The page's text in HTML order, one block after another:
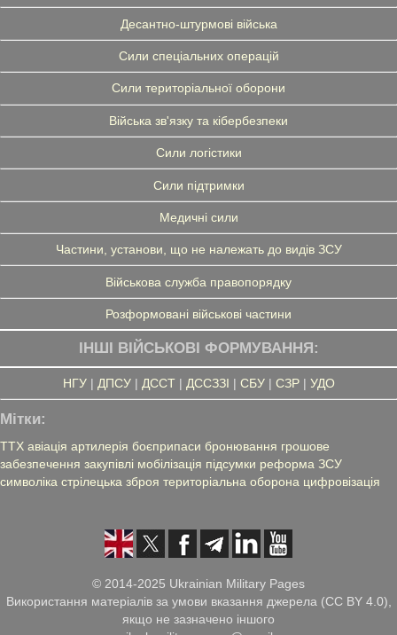
Десантно-штурмові війська
Сили спеціальних операцій
Сили територіальної оборони
Війська зв'язку та кібербезпеки
Сили логістики
Сили підтримки
Медичні сили
Частини, установи, що не належать до видів ЗСУ
Військова служба правопорядку
Розформовані військові частини
ІНШІ ВІЙСЬКОВІ ФОРМУВАННЯ:
НГУ| ДПСУ| ДССТ| ДССЗЗІ | СБУ| СЗР| УДО
Мітки:
ТТХ авіація артилерія боєприпаси бронювання грошове
забезпечення закупівлі мобілізація підсумки реформа ЗСУ
символіка стрілецька зброя територіальна оборона цифровізація
© 2014-2025 Ukrainian Military Pages
Використання матеріалів за умови вказання джерела (CC BY 4.0),
якщо не зазначено іншого